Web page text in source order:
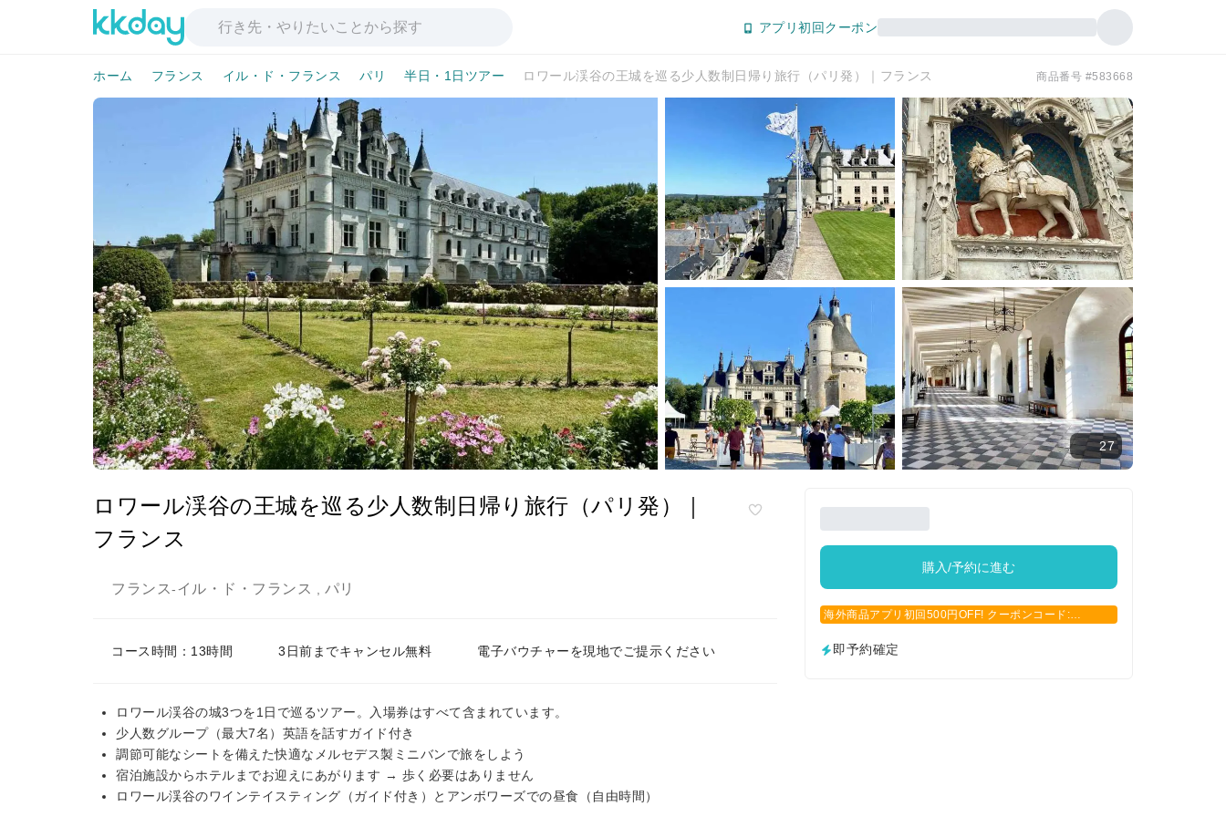
アプリ初回クーポン
ホーム フランス イル・ド・フランス パリ 半日・1日ツアー ロワール渓谷の王城を巡る少人数制日帰り旅行（パリ発）｜フランス 商品番号 #583668
27
ロワール渓谷の王城を巡る少人数制日帰り旅行（パリ発）｜
フランス
フランス-イル・ド・フランス パリ
コース時間：13時間 3日前までキャンセル無料 電子バウチャーを現地でご提示ください
ロワール渓谷の城3つを1日で巡るツアー。入場券はすべて含まれています。
少人数グループ（最大7名）英語を話すガイド付き
調節可能なシートを備えた快適なメルセデス製ミニバンで旅をしよう
宿泊施設からホテルまでお迎えにあがります → 歩く必要はありません
ロワール渓谷のワインテイスティング（ガイド付き）とアンボワーズでの昼食（自由時間）
購入/予約に進む
海外商品アプリ初回500円OFF! クーポンコード:
即予約確定